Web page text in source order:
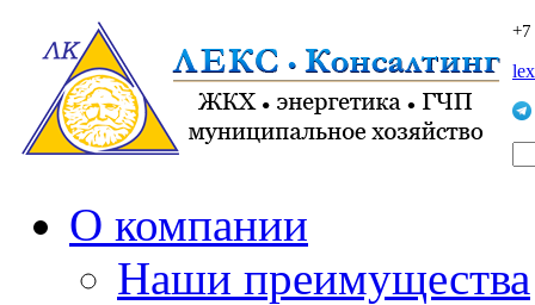
О компании
Наши преимущества